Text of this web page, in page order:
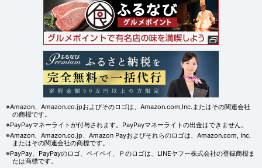
※Amazon、Amazon.co.jpおよびそのロゴは、Amazon.com,Inc.またはその関連会社
の商標です。
※PayPayマネーライトが付与されます。PayPayマネーライトの出金はできません。
※Amazon、Amazon.co.jp、Amazon Payおよびそれらのロゴは、Amazon.com, Inc.
またはその関連会社の商標です。
※PayPay、PayPayのロゴ、ペイペイ、Ｐのロゴは、LINEヤフー株式会社の登録商標ま
たは商標です。